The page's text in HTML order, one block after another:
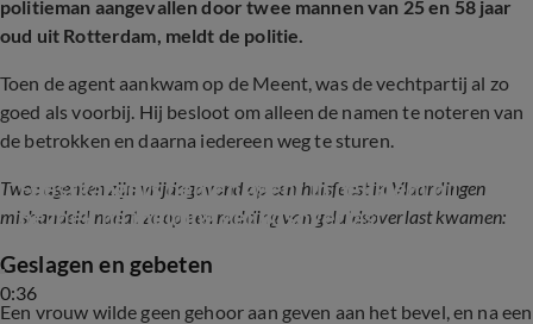
politieman aangevallen door twee mannen van 25 en 58 jaar
oud uit Rotterdam, meldt de politie.
Toen de agent aankwam op de Meent, was de vechtpartij al zo
goed als voorbij. Hij besloot om alleen de namen te noteren van
de betrokken en daarna iedereen weg te sturen.
Twee agenten zijn vrijdagavond op een huisfeest in Vlaardingen
mishandeld nadat ze op een melding van geluidsoverlast kwamen:
0:36
Feestgangers nemen agent in nekklem bij
bezoek na melding geluidsoverlast
Geslagen en gebeten
Een vrouw wilde geen gehoor aan geven aan het bevel, en na een